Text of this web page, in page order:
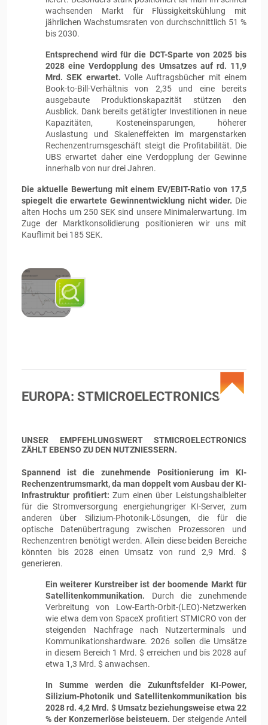
wachsenden Markt für Flüssigkeitskühlung mit
jährlichen Wachstumsraten von durchschnittlich 51 %
bis 2030.
Entsprechend wird für die DCT-Sparte von 2025 bis
2028 eine Verdopplung des Umsatzes auf rd. 11,9
Mrd. SEK erwartet. Volle Auftragsbücher mit einem
Book-to-Bill-Verhältnis von 2,35 und eine bereits
ausgebaute Produktionskapazität stützen den
Ausblick. Dank bereits getätigter Investitionen in neue
Kapazitäten, Kosteneinsparungen, höherer
Auslastung und Skaleneffekten im margenstarken
Rechenzentrumsgeschäft steigt die Profitabilität. Die
UBS erwartet daher eine Verdopplung der Gewinne
innerhalb von nur drei Jahren.
Die aktuelle Bewertung mit einem EV/EBIT-Ratio von 17,5
spiegelt die erwartete Gewinnentwicklung nicht wider. Die
alten Hochs um 250 SEK sind unsere Minimalerwartung. Im
Zuge der Marktkonsolidierung positionieren wir uns mit
Kauflimit bei 185 SEK.
EUROPA: STMICROELECTRONICS
UNSER EMPFEHLUNGSWERT STMICROELECTRONICS
ZÄHLT EBENSO ZU DEN NUTZNIESSERN.
Spannend ist die zunehmende Positionierung im KI-
Rechenzentrumsmarkt, da man doppelt vom Ausbau der KI-
Infrastruktur profitiert: Zum einen über Leistungshalbleiter
für die Stromversorgung energiehungriger KI-Server, zum
anderen über Silizium-Photonik-Lösungen, die für die
optische Datenübertragung zwischen Prozessoren und
Rechenzentren benötigt werden. Allein diese beiden Bereiche
könnten bis 2028 einen Umsatz von rund 2,9 Mrd. $
generieren.
Ein weiterer Kurstreiber ist der boomende Markt für
Satellitenkommunikation. Durch die zunehmende
Verbreitung von Low-Earth-Orbit-(LEO)-Netzwerken
wie etwa dem von SpaceX profitiert STMICRO von der
steigenden Nachfrage nach Nutzerterminals und
Kommunikationshardware. 2026 sollen die Umsätze
in diesem Bereich 1 Mrd. $ erreichen und bis 2028 auf
etwa 1,3 Mrd. $ anwachsen.
In Summe werden die Zukunftsfelder KI-Power,
Silizium-Photonik und Satellitenkommunikation bis
2028 rd. 4,2 Mrd. $ Umsatz beziehungsweise etwa 22
% der Konzernerlöse beisteuern. Der steigende Anteil